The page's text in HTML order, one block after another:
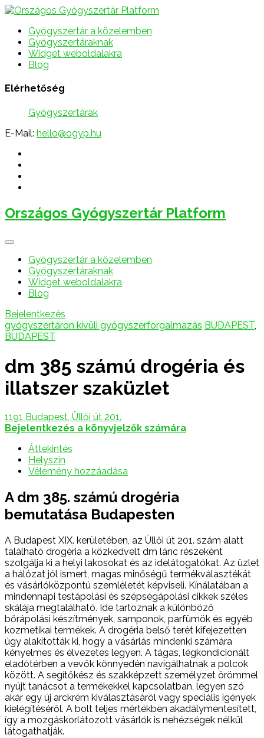
Gyógyszertár a közelemben
Gyógyszertáraknak
Widget weboldalakra
Blog
Elérhetőség
Gyógyszertárak
E-Mail: hello@ogyp.hu
Országos Gyógyszertár Platform
Gyógyszertár a közelemben
Gyógyszertáraknak
Widget weboldalakra
Blog
Bejelentkezés
gyógyszertáron kívüli gyógyszerforgalmazás BUDAPEST,
BUDAPEST
dm 385 számú drogéria és
illatszer szaküzlet
1191 Budapest, Üllői út 201.
Bejelentkezés a könyvjelzők számára
Áttekintés
Helyszín
Vélemény hozzáadása
A dm 385. számú drogéria
bemutatása Budapesten
A Budapest XIX. kerületében, az Üllői út 201. szám alatt
található drogéria a közkedvelt dm lánc részeként
szolgálja ki a helyi lakosokat és az idelátogatókat. Az üzlet
a hálózat jól ismert, magas minőségű termékválasztékát
és vásárlóközpontú szemléletét képviseli. Kínálatában a
mindennapi testápolási és szépségápolási cikkek széles
skálája megtalálható. Ide tartoznak a különböző
bőrápolási készítmények, samponok, parfümök és egyéb
kozmetikai termékek. A drogéria belső terét kifejezetten
úgy alakították ki, hogy a vásárlás mindenki számára
kényelmes és élvezetes legyen. A tágas, légkondicionált
eladótérben a vevők könnyedén navigálhatnak a polcok
között. A segítőkész és szakképzett személyzet örömmel
nyújt tanácsot a termékekkel kapcsolatban, legyen szó
akár egy új arckrém kiválasztásáról vagy speciális igények
kielégítéséről. A bolt teljes mértékben akadálymentesített,
így a mozgáskorlátozott vásárlók is nehézségek nélkül
látogathatják.